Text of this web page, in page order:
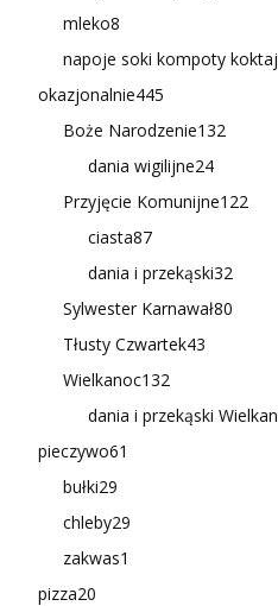
mleko8
napoje soki kompoty
okazjonalnie445
Boże Narodzenie132
dania wigilijne24
Przyjęcie Komunijne122
ciasta87
dania i przekąski32
Sylwester Karnawał80
Tłusty Czwartek43
Wielkanoc132
dania i przekąski
pieczywo61
bułki29
chleby29
zakwas1
pizza20